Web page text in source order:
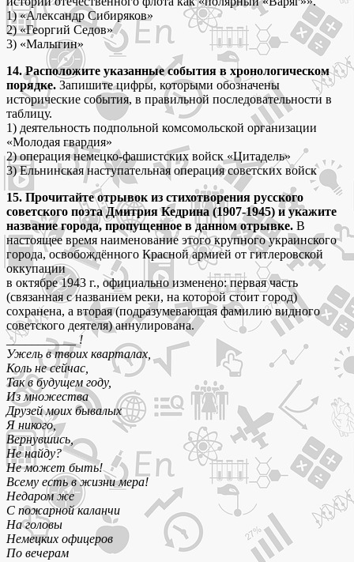
1) «Александр Сибиряков»
2) «Георгий Седов»
3) «Малыгин»
14. Расположите указанные события в хронологическом
порядке. Запишите цифры, которыми обозначены
исторические события, в правильной последовательности в
таблицу.
1) деятельность подпольной комсомольской организации
«Молодая гвардия»
2) операция немецко-фашистских войск «Цитадель»
3) Ельнинская наступательная операция советских войск
15. Прочитайте отрывок из стихотворения русского
советского поэта Дмитрия Кедрина (1907-1945) и укажите
название города, пропущенное в данном отрывке. В
настоящее время наименование этого крупного украинского
города, освобождённого Красной армией от гитлеровской
оккупации
в октябре 1943 г., официально изменено: первая часть
(связанная с названием реки, на которой стоит город)
сохранена, а вторая (подразумевающая фамилию видного
советского деятеля) аннулирована.
___________ !
Ужель в твоих кварталах,
Коль не сейчас,
Так в будущем году,
Из множества
Друзей моих бывалых
Я никого,
Вернувшись,
Не найду?
Не может быть!
Всему есть в жизни мера!
Недаром же
С пожарной каланчи
На головы
Немецких офицеров
По вечерам